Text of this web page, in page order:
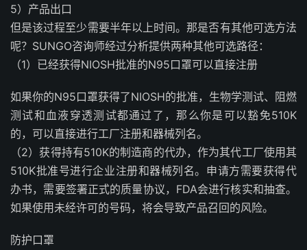
5）产品出口
但是该过程至少需要半年以上时间。那是否有其他可选方法
呢？SUNGO咨询师经过分析提供两种其他可选路径：
（1）已经获得NIOSH批准的N95口罩可以直接注册
如果你的N95口罩获得了NIOSH的批准，生物学测试、阻燃
测试和血液穿透测试都通过了，那么你是可以豁免510K
的，可以直接进行工厂注册和器械列名。
（2）获得持有510K的制造商的代办，作为其代工厂使用其
510K批准号进行企业注册和器械列名。申请方需要获得代
办书，需要签署正式的质量协议，FDA会进行核实和抽查。
如果使用未经许可的号码，将会导致产品召回的风险。
防护口罩